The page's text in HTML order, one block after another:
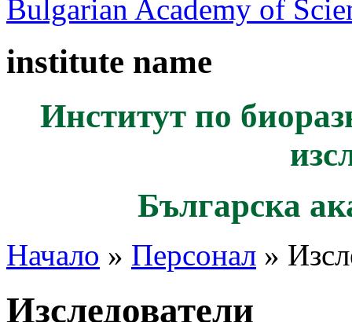
Bulgarian Academy of
institute name
Институт по
Българска
Начало » Персонал »
Изследователи